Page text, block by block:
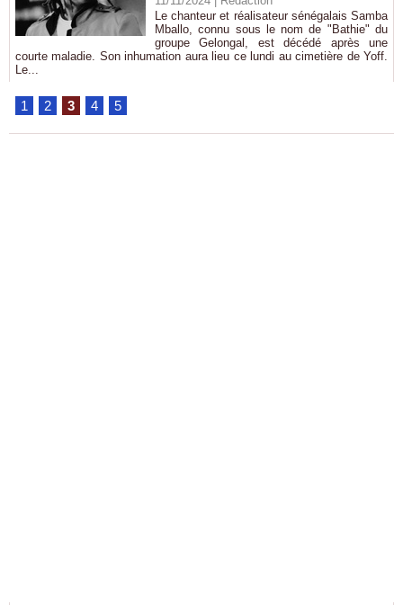
Le chanteur et réalisateur sénégalais Samba
Mballo, connu sous le nom de "Bathie" du
groupe Gelongal, est décédé après une
courte maladie. Son inhumation aura lieu ce lundi au cimetière de Yoff.
Le...
1 2 3 4 5